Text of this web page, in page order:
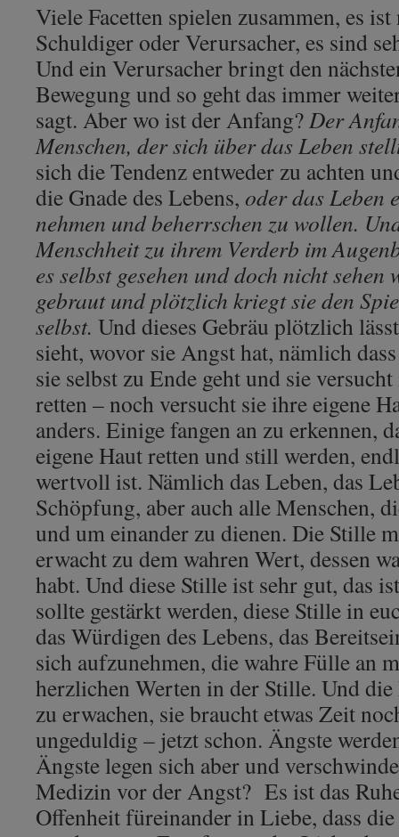
Viele Facetten spielen zusammen, es
Schuldiger oder Verursacher, es sind
Und ein Verursacher bringt den
Bewegung und so geht das immer
sagt. Aber wo ist der Anfang?Der
Menschen, der sich über das Leben
sich die Tendenz entweder zu achten
die Gnade des Lebens, oder das Leben
nehmen und beherrschen zu wollen.
Menschheit zu ihrem Verderb im
es selbst gesehen und doch nicht sehen
gebraut und plötzlich kriegt sie den
selbst. Und dieses Gebräu plötzlich
sieht, wovor sie Angst hat, nämlich
sie selbst zu Ende geht und sie
retten – noch versucht sie ihre eigene
anders. Einige fangen an zu erkennen,
eigene Haut retten und still werden,
wertvoll ist. Nämlich das Leben, das
Schöpfung, aber auch alle Menschen,
und um einander zu dienen. Die Stille
erwacht zu dem wahren Wert, dessen
habt. Und diese Stille ist sehr gut, das
sollte gestärkt werden, diese Stille in
das Würdigen des Lebens, das
sich aufzunehmen, die wahre Fülle an
herzlichen Werten in der Stille. Und
zu erwachen, sie braucht etwas Zeit
ungeduldig – jetzt schon. Ängste
Ängste legen sich aber und
Medizin vor der Angst? Es ist das
Offenheit füreinander in Liebe, dass